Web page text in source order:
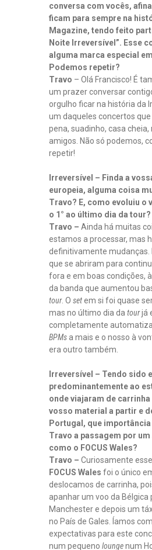
conversa com vocês,
ficam para sempre na
Magazine, tendo feito
Noite Irreversível”. Esse
alguma marca especial
Podemos repetir?
Travo – Olá Francisco! É
um prazer conversar
orgulho ficar na história da
um daqueles concertos
pena, suadinho, casa cheia,
amigos. Não só podemos,
repetir!
Irreversível – Finda a
europeia, alguma coisa
Travo? E, como evoluiu o
o 1° ao último dia da tour?
Travo – Ainda há muitas
estamos a processar, mas
definitivamente mudanças.
que se abriram para
fora e em boas condições,
da banda que aumentou
tour. O setem si foi quase
mas no último dia da tourjá
completamente
BPMs a mais e o nosso à
era outro também.
Irreversível – Tendo sido
predominantemente ao
onde viajaram de
vosso material a partir e
Portugal, que importância
Travo a passagem por um
como o FOCUS Wales?
Travo – Curiosamente
FOCUS Wales foi o único
deslocamos de carrinha,
apanhar um voo da Bélgica
Manchester e depois um
no País de Gales. Íamos
expectativas para este
num pequeno loungenum